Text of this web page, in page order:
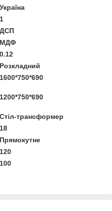
Україна
1
ДСП
МДФ
0.12
Розкладний
1600*750*690
1200*750*690
Стіл-трансформер
18
Прямокутне
120
100